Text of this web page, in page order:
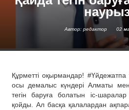
Автор: редактор 02
Құрметті оқырмандар!
осы демалыс күндері Алматы
тегін баруға болатын іс-
қойды. Ал басқа қалалардан